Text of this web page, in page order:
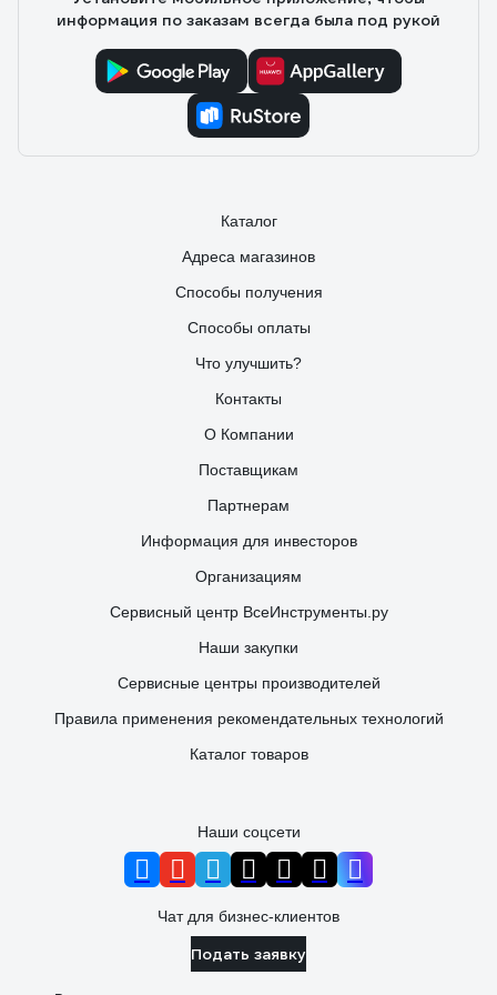
информация по заказам всегда была под рукой
Каталог
Адреса магазинов
Способы получения
Способы оплаты
Что улучшить?
Контакты
О Компании
Поставщикам
Партнерам
Информация для инвесторов
Организациям
Сервисный центр ВсеИнструменты.ру
Наши закупки
Сервисные центры производителей
Правила применения рекомендательных технологий
Каталог товаров
Наши соцсети
Чат для бизнес-клиентов
Подать заявку